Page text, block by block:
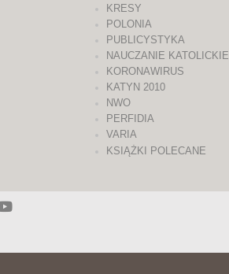
KRESY
POLONIA
PUBLICYSTYKA
NAUCZANIE KATOLICKIE
KORONAWIRUS
KATYN 2010
NWO
PERFIDIA
VARIA
KSIĄŻKI POLECANE